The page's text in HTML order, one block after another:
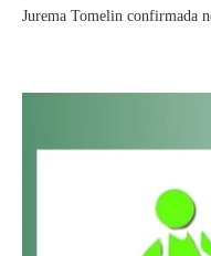
Jurema Tomelin confirmada